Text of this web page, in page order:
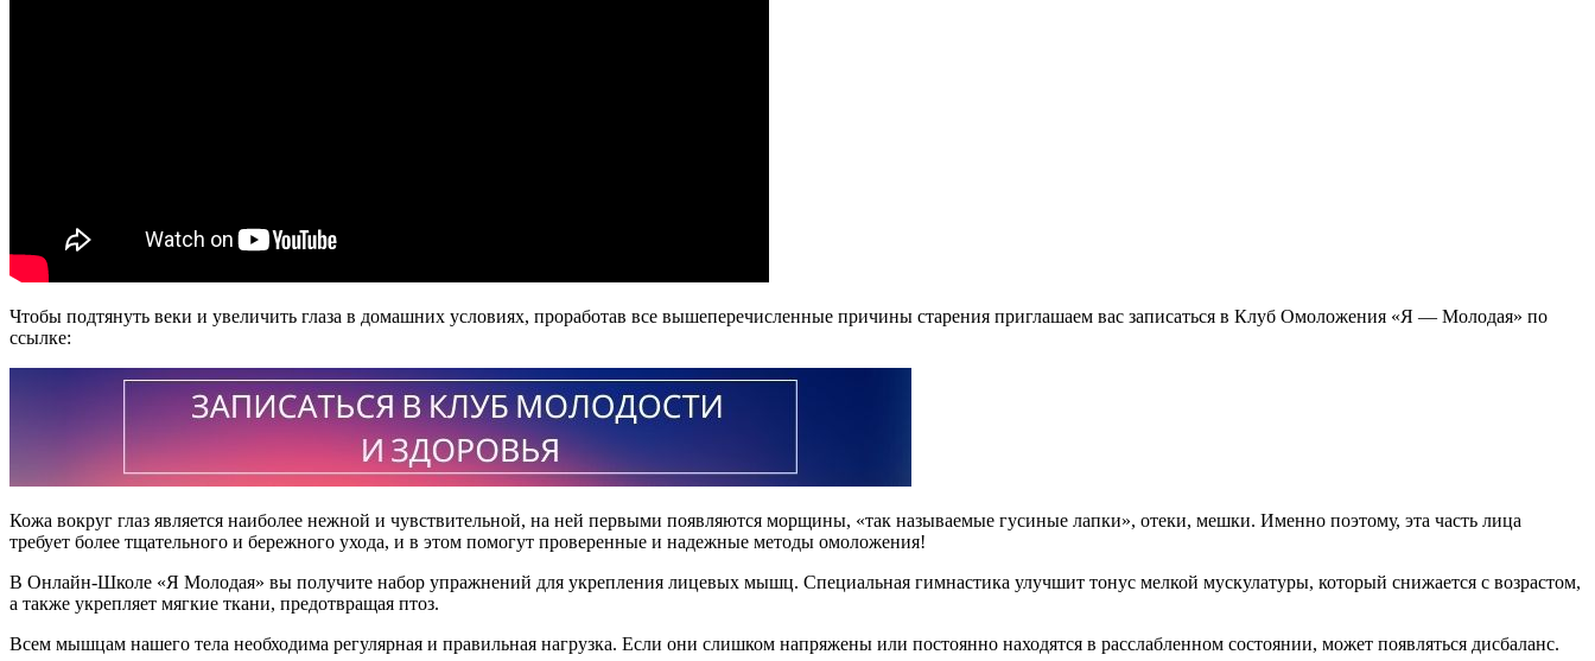
Чтобы подтянуть веки и увеличить глаза в домашних условиях, проработав все вышеперечисленные причины старения приглашаем вас записаться в Клуб Омоложения «Я — Молодая» по
ссылке:
Кожа вокруг глаз является наиболее нежной и чувствительной, на ней первыми появляются морщины, «так называемые гусиные лапки», отеки, мешки. Именно поэтому, эта часть лица
требует более тщательного и бережного ухода, и в этом помогут проверенные и надежные методы омоложения!
В Онлайн-Школе «Я Молодая» вы получите набор упражнений для укрепления лицевых мышц. Специальная гимнастика улучшит тонус мелкой мускулатуры, который снижается с возрастом,
а также укрепляет мягкие ткани, предотвращая птоз.
Всем мышцам нашего тела необходима регулярная и правильная нагрузка. Если они слишком напряжены или постоянно находятся в расслабленном состоянии, может появляться дисбаланс.